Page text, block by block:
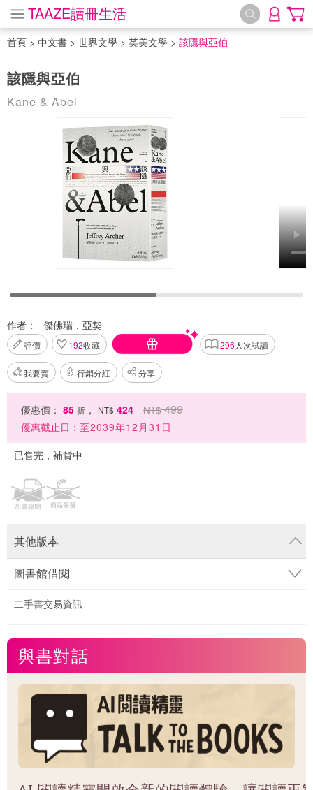
TAAZE讀冊生活
首頁 > 中文書 > 世界文學 > 英美文學 > 該隱與亞伯
該隱與亞伯
Kane & Abel
作者： 傑佛瑞．亞契
評價 192收藏 296 人次試讀
我要賣 行銷分紅 分享
優惠價： 85 折 ， NT$ 424 NT$ 499
優惠截止日： 至2039年12月31日
已售完，補貨中
其他版本
圖書館借閱
二手書交易資訊
與書對話